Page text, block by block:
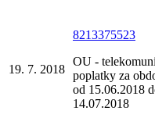
19. 7. 2018
8213375523
OU -
poplatky za
od 15.06.2018
14.07.2018